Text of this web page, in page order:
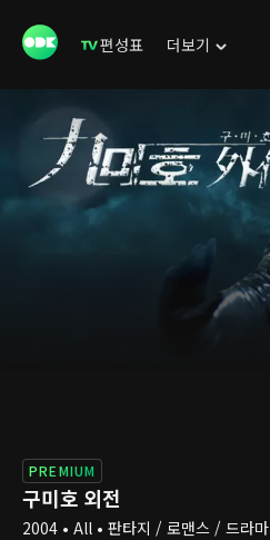
편성표 더보기
PREMIUM
구미호 외전
2004 • All • 판타지 / 로맨스 / 드라마